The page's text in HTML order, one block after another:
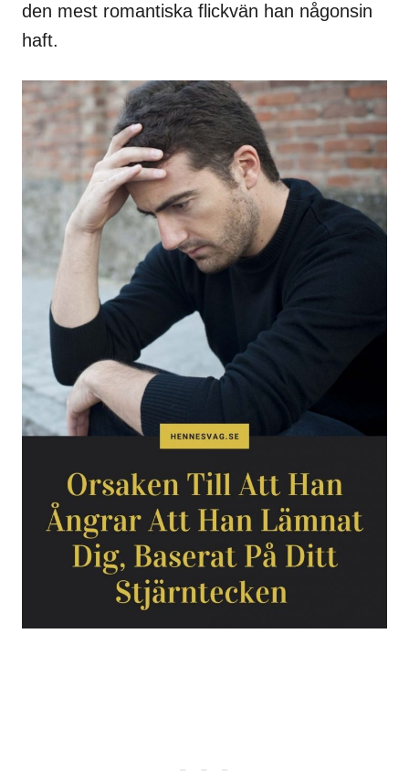
den mest romantiska flickvän han någonsin
haft.